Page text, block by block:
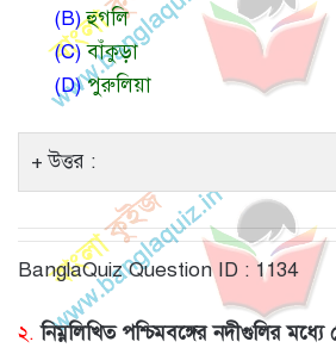
(B)হুগলি
(C)বাঁকুড়া
(D)পুরুলিয়া
উত্তর :
BanglaQuiz Question ID : 1134
২. নিম্নলিখিত পশ্চিমবঙ্গের নদীগুলির